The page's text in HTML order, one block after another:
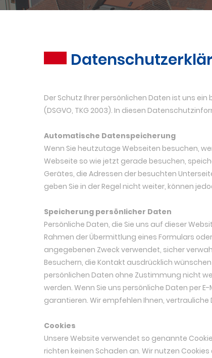
Der Schutz Ihrer persönlichen Daten ist uns
(DSGVO, TKG 2003). In diesen
Automatische Datenspeicherung
Wenn Sie heutzutage Webseiten besuchen,
Webseite so wie jetzt gerade besuchen,
Gerätes, die Adressen der besuchten
geben Sie in der Regel nicht weiter, können
Speicherung persönlicher Daten
Persönliche Daten, die Sie uns auf dieser
Rahmen der Übermittlung eines Formulars
angegebenen Zweck verwendet, sicher
Besuchern, die Kontakt ausdrücklich
persönlichen Daten ohne Zustimmung nicht
werden. Wenn Sie uns persönliche Daten per
garantieren. Wir empfehlen Ihnen,
Cookies
Unsere Website verwendet so genannte
richten keinen Schaden an. Wir nutzen